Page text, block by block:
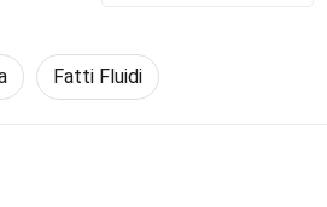
Fatti Fluidi